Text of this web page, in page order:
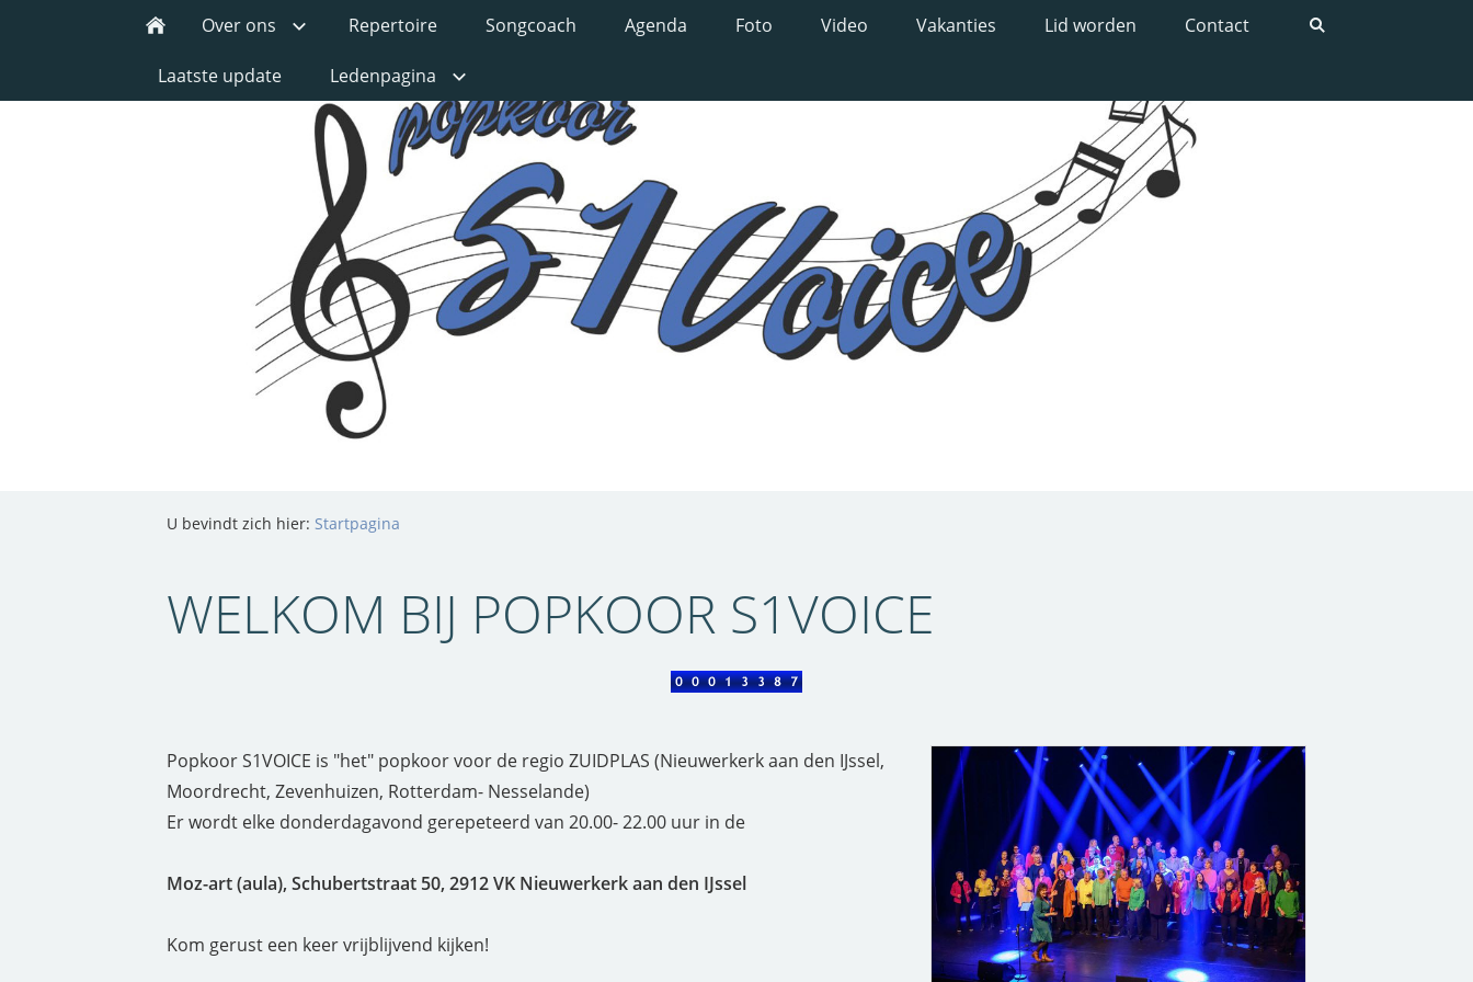
Over ons Repertoire Songcoach Agenda Foto Video Vakanties Lid worden Contact
Laatste update Ledenpagina
U bevindt zich hier: Startpagina
WELKOM BIJ POPKOOR S1VOICE
Popkoor S1VOICE is "het" popkoor voor de regio ZUIDPLAS (Nieuwerkerk aan den IJssel,
Moordrecht, Zevenhuizen, Rotterdam- Nesselande)
Er wordt elke donderdagavond gerepeteerd van 20.00- 22.00 uur in de
Moz-art (aula), Schubertstraat 50, 2912 VK Nieuwerkerk aan den IJssel
Kom gerust een keer vrijblijvend kijken!